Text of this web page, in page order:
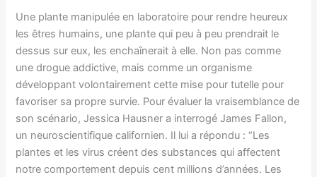
Une plante manipulée en laboratoire pour rendre heureux
les êtres humains, une plante qui peu à peu prendrait le
dessus sur eux, les enchaînerait à elle. Non pas comme
une drogue addictive, mais comme un organisme
développant volontairement cette mise pour tutelle pour
favoriser sa propre survie. Pour évaluer la vraisemblance de
son scénario, Jessica Hausner a interrogé James Fallon,
un neuroscientifique californien. Il lui a répondu : “Les
plantes et les virus créent des substances qui affectent
notre comportement depuis cent millions d’années. Les